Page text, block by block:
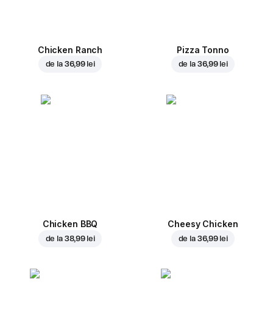
Chicken Ranch
de la 36,99 lei
Pizza Tonno
de la 36,99 lei
Chicken BBQ
de la 38,99 lei
Cheesy Chicken
de la 36,99 lei